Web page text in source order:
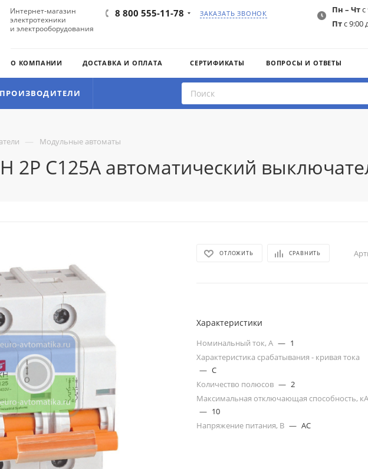
Интернет-магазин
электротехники
и электрооборудования
8 800 555-11-78 ЗАКАЗАТЬ ЗВОНОК Пн – Чтс
Птс 9:00
О КОМПАНИИ ДОСТАВКА И ОПЛАТА СЕРТИФИКАТЫ ВОПРОСЫ И ОТВЕТЫ
ПРОИЗВОДИТЕЛИ
— Модульные автоматы
2P C125A автоматический
ОТЛОЖИТЬ СРАВНИТЬ
Характеристики
Номинальный ток, А — 1
Характеристика срабатывания - кривая тока
— C
Количество полюсов — 2
Максимальная отключающая способность,
— 10
Напряжение питания, В — AC